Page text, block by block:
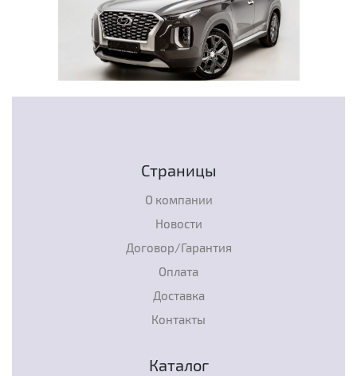
Страницы
О компании
Новости
Договор/Гарантия
Оплата
Доставка
Контакты
Каталог